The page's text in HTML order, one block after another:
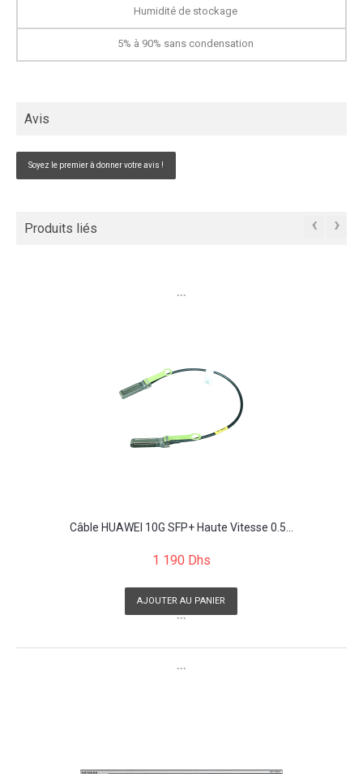
Humidité de stockage
5% à 90% sans condensation
Avis
Soyez le premier à donner votre avis !
Produits liés ‹ ›
```
Câble HUAWEI 10G SFP+ Haute Vitesse 0.5...
1 190 Dhs
AJOUTER AU PANIER
```
```